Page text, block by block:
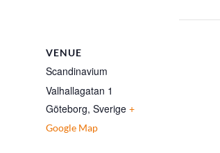
VENUE
Scandinavium
Valhallagatan 1
Göteborg, Sverige +
Google Map